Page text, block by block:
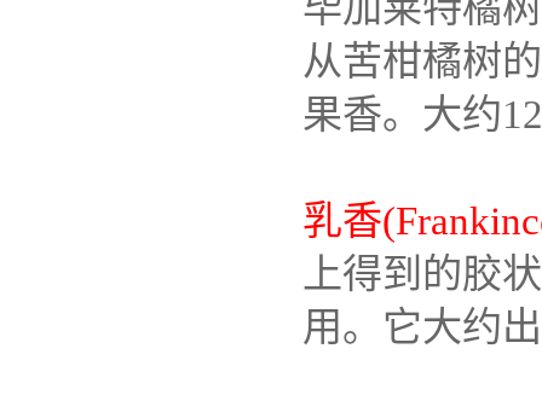
从苦柑橘树
果香。大约
乳香
上得到的胶
用。它大约